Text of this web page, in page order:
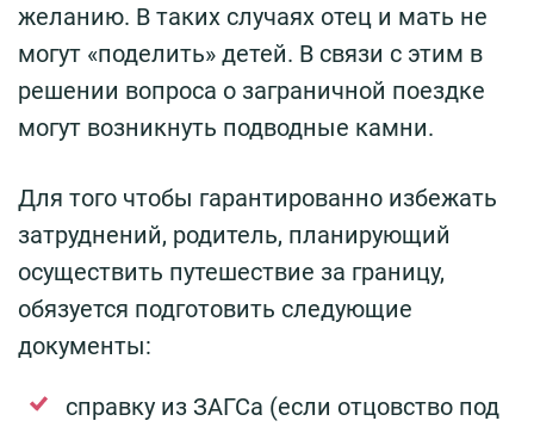
желанию. В таких случаях отец и мать не
могут «поделить» детей. В связи с этим в
решении вопроса о заграничной поездке
могут возникнуть подводные камни.
Для того чтобы гарантированно избежать
затруднений, родитель, планирующий
осуществить путешествие за границу,
обязуется подготовить следующие
документы:
справку из ЗАГСа (если отцовство под